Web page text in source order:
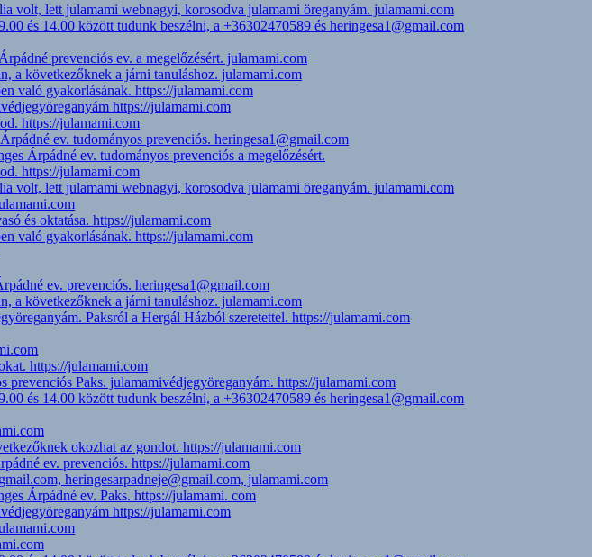
volt, lett julamami webnagyi, korosodva julamami öreganyám. julamami.com
és 14.00 között tudunk beszélni, a +36302470589 és heringesa1@gmail.com
prevenciós ev. a megelőzésért. julamami.com
a következőknek a járni tanuláshoz. julamami.com
való gyakorlásának. https://julamami.com
https://julamami.com
https://julamami.com
ev. tudományos prevenciós. heringesa1@gmail.com
Árpádné ev. tudományos prevenciós a megelőzésért.
https://julamami.com
volt, lett julamami webnagyi, korosodva julamami öreganyám. julamami.com
és oktatása. https://julamami.com
való gyakorlásának. https://julamami.com
ev. prevenciós. heringesa1@gmail.com
a következőknek a járni tanuláshoz. julamami.com
Paksról a Hergál Házból szeretettel. https://julamami.com
https://julamami.com
Paks. julamamivédjegyöreganyám. https://julamami.com
és 14.00 között tudunk beszélni, a +36302470589 és heringesa1@gmail.com
okozhat az gondot. https://julamami.com
ev. prevenciós. https://julamami.com
heringesarpadneje@gmail.com, julamami.com
Árpádné ev. Paks. https://julamami. com
https://julamami.com